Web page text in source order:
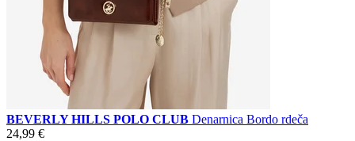
BEVERLY HILLS POLO CLUB Denarnica Bordo rdeča
24,99 €